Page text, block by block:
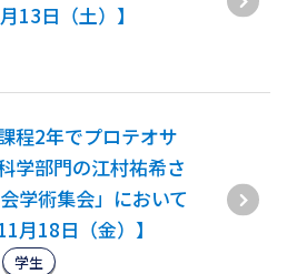
13日（土）】
程2年でプロテオサ
学部門の江村祐希さ
学術集会」において
月18日（金）】
学生